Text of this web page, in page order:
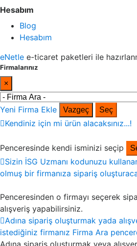
Hesabım
Blog
Hesabım
eNetle e-ticaret paketleri ile
Firmalarınız
×
Yeni Firma Ekle Vazgeç Seç
Kendiniz için mi ürün alacaksınız...!
Penceresinde kendi isminizi seçip
Sizin İSG Uzmanı kodunuzu
olmuş bir firmanıza sipariş
Penceresinden o firmayı seçerek
alışveriş yapabilirsiniz.
Adına sipariş oluşturmak yada
istediğiniz firmanız Firma Ara
Adına sipariş oluşturmak veya